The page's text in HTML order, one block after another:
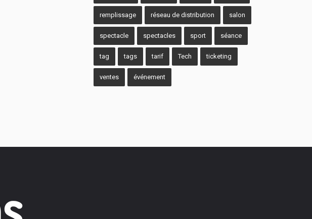
remplissage réseau de distribution salon
spectacle spectacles sport séance
tag tags tarif Tech ticketing
ventes événement